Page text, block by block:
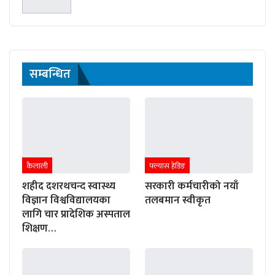
सम्बन्धित
कैलाली
शहीद दशरथचन्द स्वास्थ्य
विज्ञान विश्वविद्यालयका
लागि चार प्रादेशिक अस्पताल
शिक्षण…
फ्ल्यास हेडिङ
सरकारी कर्मचारीको नयाँ
तलबमान स्वीकृत